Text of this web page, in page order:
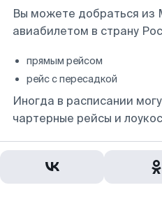
Вы можете добраться из
авиабилетом в страну
прямым рейсом
рейс с пересадкой
Иногда в расписании
чартерные рейсы и